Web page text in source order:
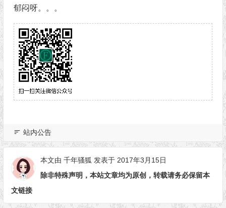
郁闷呀。。。
站内公告
本文由 千年骚狐 发表于 2017年3月15日
除非特殊声明，本站文章均为原创，转载请务必保留本
文链接